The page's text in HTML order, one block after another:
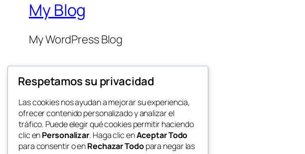
My Blog
My WordPress Blog
Twenty Twenty-Five
Respetamos su privacidad
Las cookies nos ayudan a mejorar su experiencia,
ofrecer contenido personalizado y analizar el
tráfico. Puede elegir qué cookies permitir haciendo
clic enPersonalizar. Haga clic enAceptar Todo
para consentir o enRechazar Todopara negar las